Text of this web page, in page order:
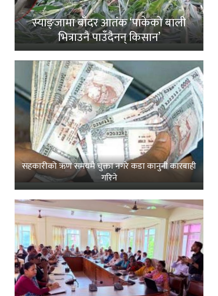
स्याङ्जामा बाँदर आतंक ‘पाकेको बाली
भित्राउनै पाउँदैनन् किसान’
सहकारीको ऋण समयमै चुक्ता नगरे कडा कानुनी कारबाही
गरिने